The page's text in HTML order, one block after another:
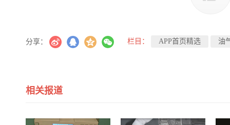
分享： 栏目： APP首页精选 油
相关报道